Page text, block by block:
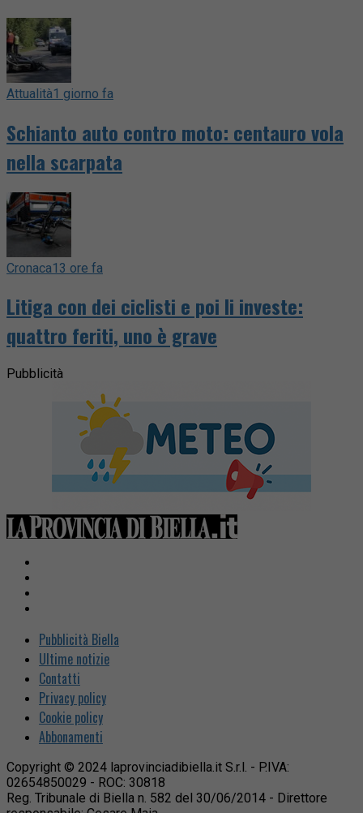
Attualità1 giorno fa
Schianto auto contro moto: centauro vola
nella scarpata
Cronaca13 ore fa
Litiga con dei ciclisti e poi li investe:
quattro feriti, uno è grave
Pubblicità
Pubblicità Biella
Ultime notizie
Contatti
Privacy policy
Cookie policy
Abbonamenti
Copyright © 2024 laprovinciadibiella.it S.r.l. - P.IVA:
02654850029 - ROC: 30818
Reg. Tribunale di Biella n. 582 del 30/06/2014 - Direttore